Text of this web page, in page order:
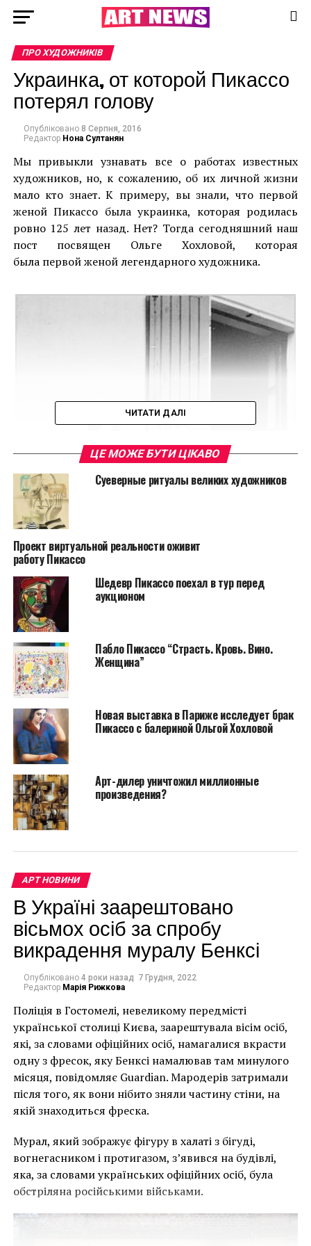
ПРО ХУДОЖНИКІВ
Украинка, от которой Пикассо
потерял голову
Опубліковано 8 Серпня, 2016
Редактор Нона Султанян
Мы привыкли узнавать все о работах известных
художников, но, к сожалению, об их личной жизни
мало кто знает. К примеру, вы знали, что первой
женой Пикассо была украинка, которая родилась
ровно 125 лет назад. Нет? Тогда сегодняшний наш
пост посвящен Ольге Хохловой, которая
была первой женой легендарного художника.
Пабло Пикассо и Ольга Хохлова
Читайте также:Вазу студентки приняли за
работу Пикассо
парижанки, но в жены Пикассо взял именно
скромную девушку из Нежина. Он очень сильно
любил Ольгу, поэтому изображал ее на десятках
своих картин. История их любви будто специально
написана судьбой для будущих фильмов.
Будущая “мадам Пикассо” с детства бредила
балетом. Отец девушки, полковник по профессии, не
одобрял все эти танцы, однако мама всячески
из Нежина в Киев, она стала тайно водить Ольгу в
местную балетную школу. К счастью, девочка могла
похвастаться довольно неплохими природными
данными. Они, а также настойчивость и
самодисциплина помогли украинке достичь
прекрасных результатов.
Францию. Здесь талантливую танцовщицу
практически сразу приняли в знаменитую труппу
Сергея Дягилева. Кстати, именно благодаря
Дягилеву Пабло и Ольга встретились впервые.
Девушка понравилась художнику-ловеласу с
ЧИТАТИ ДАЛІ
ЦЕ МОЖЕ БУТИ ЦІКАВО
Суеверные ритуалы великих художников
Проект виртуальной реальности оживит
работу Пикассо
Шедевр Пикассо поехал в тур перед
аукционом
Пабло Пикассо “Страсть. Кровь. Вино.
Женщина”
Новая выставка в Париже исследует брак
Пикассо с балериной Ольгой Хохловой
Арт-дилер уничтожил миллионные
произведения?
АРТ НОВИНИ
В Україні заарештовано
вісьмох осіб за спробу
викрадення муралу Бенксі
Опубліковано 4 роки назад 7 Грудня, 2022
Редактор Марія Рижкова
Поліція в Гостомелі, невеликому передмісті
української столиці Києва, заарештувала вісім осіб,
які, за словами офіційних осіб, намагалися вкрасти
одну з фресок, яку Бенксі намалював там минулого
місяця, повідомляє Guardian. Мародерів затримали
після того, як вони нібито зняли частину стіни, на
якій знаходиться фреска.
Мурал, який зображує фігуру в халаті з бігуді,
вогнегасником і протигазом, з’явився на будівлі,
яка, за словами українських офіційних осіб, була
обстріляна російськими військами.